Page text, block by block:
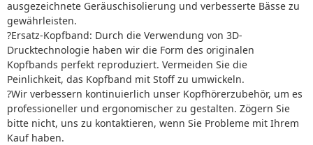
ausgezeichnete Geräuschisolierung und verbesserte Bässe zu
gewährleisten.
?Ersatz-Kopfband: Durch die Verwendung von 3D-
Drucktechnologie haben wir die Form des originalen
Kopfbands perfekt reproduziert. Vermeiden Sie die
Peinlichkeit, das Kopfband mit Stoff zu umwickeln.
?Wir verbessern kontinuierlich unser Kopfhörerzubehör, um es
professioneller und ergonomischer zu gestalten. Zögern Sie
bitte nicht, uns zu kontaktieren, wenn Sie Probleme mit Ihrem
Kauf haben.